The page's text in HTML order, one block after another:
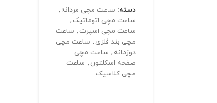
دسته: ساعت مچی مردانه ,
ساعت مچی اتوماتیک ,
ساعت مچی اسپرت , ساعت
مچی بند فلزی , ساعت مچی
دوزمانه , ساعت مچی
صفحه اسکلتون , ساعت
مچی کلاسیک